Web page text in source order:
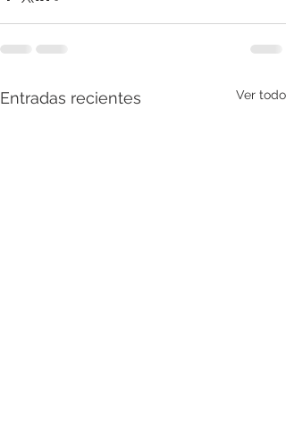
Entradas recientes Ver todo